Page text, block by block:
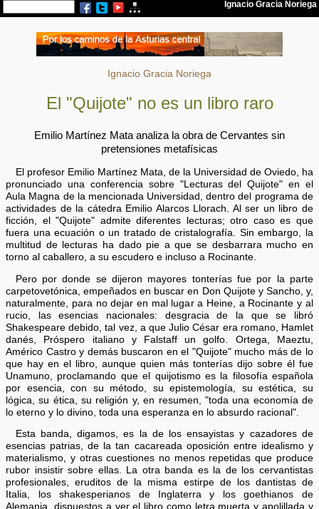
Ignacio Gracia Noriega
El "Quijote" no es un libro raro
Emilio Martínez Mata analiza la obra de Cervantes sin
pretensiones metafísicas
El profesor Emilio Martínez Mata, de la Universidad de Oviedo, ha
pronunciado una conferencia sobre "Lecturas del Quijote" en el
Aula Magna de la mencionada Universidad, dentro del programa de
actividades de la cátedra Emilio Alarcos Llorach. Al ser un libro de
ficción, el "Quijote" admite diferentes lecturas; otro caso es que
fuera una ecuación o un tratado de cristalografía. Sin embargo, la
multitud de lecturas ha dado pie a que se desbarrara mucho en
torno al caballero, a su escudero e incluso a Rocinante.
Pero por donde se dijeron mayores tonterías fue por la parte
carpetovetónica, empeñados en buscar en Don Quijote y Sancho, y,
naturalmente, para no dejar en mal lugar a Heine, a Rocinante y al
rucio, las esencias nacionales: desgracia de la que se libró
Shakespeare debido, tal vez, a que Julio César era romano, Hamlet
danés, Próspero italiano y Falstaff un golfo. Ortega, Maeztu,
Américo Castro y demás buscaron en el "Quijote" mucho más de lo
que hay en el libro, aunque quien más tonterías dijo sobre él fue
Unamuno, proclamando que el quijotismo es la filosofía española
por esencia, con su método, su epistemología, su estética, su
lógica, su ética, su religión y, en resumen, "toda una economía de
lo eterno y lo divino, toda una esperanza en lo absurdo racional".
Esta banda, digamos, es la de los ensayistas y cazadores de
esencias patrias, de la tan cacareada oposición entre idealismo y
materialismo, y otras cuestiones no menos repetidas que produce
rubor insistir sobre ellas. La otra banda es la de los cervantistas
profesionales, eruditos de la misma estirpe de los dantistas de
Italia, los shakesperianos de Inglaterra y los goethianos de
Alemania, dispuestos a ver el libro como letra muerta y apolillada y